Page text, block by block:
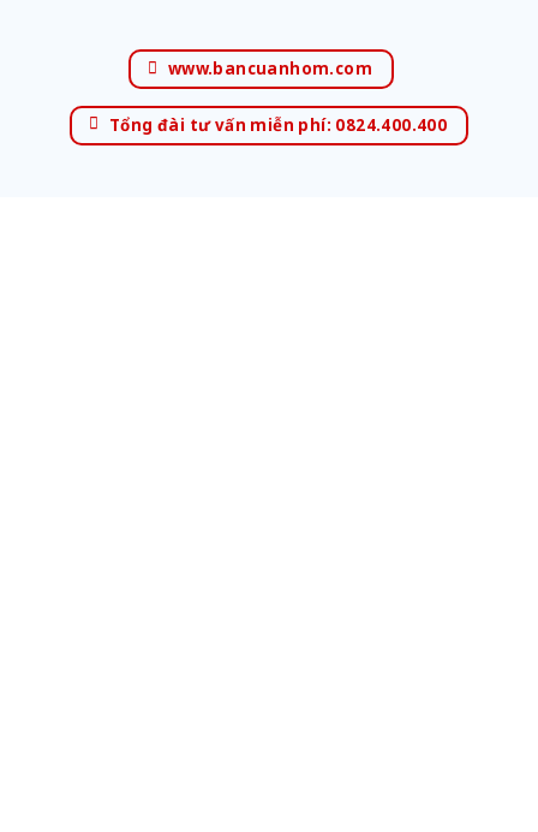
www.bancuanhom.com
Tổng đài tư vấn miễn phí: 0824.400.400